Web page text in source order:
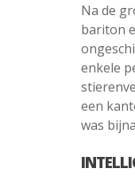
Na de
bariton
enkele
een
was